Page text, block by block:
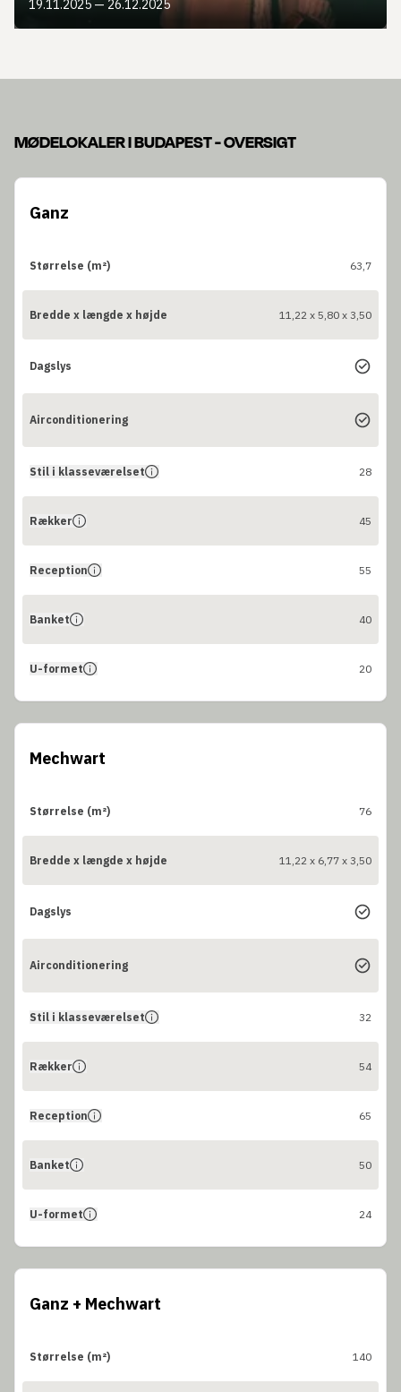
19.11.2025 — 26.12.2025
MØDELOKALER I BUDAPEST - OVERSIGT
Ganz
Størrelse (m²) 63,7
Bredde x længde x højde 11,22 x 5,80 x 3,50
Dagslys
Airconditionering
Stil i klasseværelset 28
Rækker 45
Reception 55
Banket 40
U-formet 20
Mechwart
Størrelse (m²) 76
Bredde x længde x højde 11,22 x 6,77 x 3,50
Dagslys
Airconditionering
Stil i klasseværelset 32
Rækker 54
Reception 65
Banket 50
U-formet 24
Ganz + Mechwart
Størrelse (m²) 140